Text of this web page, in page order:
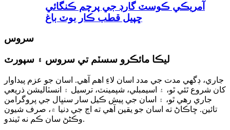
آمريڪي ڪوسٽ گارڊ جي پرچم ڪنگائي
ڇپيل قطب ڪار بوٽ باغ
سروس
ليڪا مائڪرو سسٽم تي سروس ۽ سپورٽ
جاري، ڊگهي مدت جي مدد اسان لاءِ اهم آهي. اسان جو عزم پيداوار
کان شروع ٿئي ٿو، ۽ اسيمبلي، شپمينٽ، ترسيل ۽ انسٽاليشن ذريعي
جاري رهي ٿو، ۽ اسان جي پيش ڪيل سار سنڀال جي پروگرامن
تائين. ڇاڪاڻ ته اسان جو يقين آهي ته اڄ جي دنيا ۾، صرف شيون
وڪڻڻ سان ڪم نه ٿيندو.